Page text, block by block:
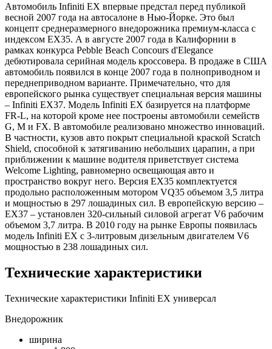
Автомобиль Infiniti EX впервые предстал перед публикой
весной 2007 года на автосалоне в Нью-Йорке. Это был
концепт среднеразмерного внедорожника премиум-класса с
индексом EX35. А в августе 2007 года в Калифорнии в
рамках конкурса Pebble Beach Concours d'Elegance
дебютировала серийная модель кроссовера. В продаже в США
автомобиль появился в конце 2007 года в полноприводном и
переднеприводном варианте. Примечательно, что для
европейского рынка существует специальная версия машины
– Infiniti EX37. Модель Infiniti EX базируется на платформе
FR-L, на которой кроме нее построены автомобили семейств
G, M и FX. В автомобиле реализовано множество инноваций.
В частности, кузов авто покрыт специальной краской Scratch
Shield, способной к затягиванию небольших царапин, а при
приближении к машине водителя приветствует система
Welcome Lighting, равномерно освещающая авто и
пространство вокруг него. Версия EX35 комплектуется
продольно расположенным мотором VQ35 объемом 3,5 литра
и мощностью в 297 лошадиных сил. В европейскую версию –
EX37 – установлен 320-сильный силовой агрегат V6 рабочим
объемом 3,7 литра. В 2010 году на рынке Европы появилась
модель Infiniti EX с 3-литровым дизельным двигателем V6
мощностью в 238 лошадиных сил.
Технические характеристики
Технические характеристики Infiniti EX универсал
Внедорожник
ширина